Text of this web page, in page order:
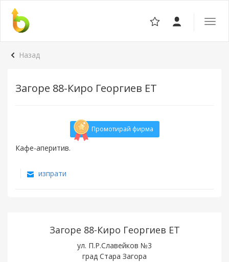
Назад
Загоре 88-Киро Георгиев ЕТ
Промотирай фирма
Кафе-аперитив.
изпрати
Загоре 88-Киро Георгиев ЕТ
ул. П.Р.Славейков №3
град Стара Загора